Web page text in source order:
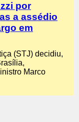
por
a assédio
em
(STJ) decidiu,
Marco